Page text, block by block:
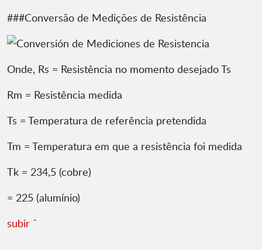
###Conversão de Medições de Resistência
Onde, Rs = Resistência no momento desejado Ts
Rm = Resistência medida
Ts = Temperatura de referência pretendida
Tm = Temperatura em que a resistência foi medida
Tk = 234,5 (cobre)
= 225 (alumínio)
subir ˆ